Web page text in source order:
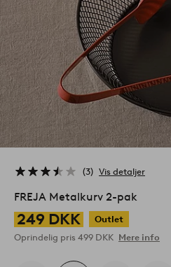
3 Vis detaljer
FREJA Metalkurv 2-pak
249 DKK
Outlet
Oprindelig pris 499 DKK Mere info